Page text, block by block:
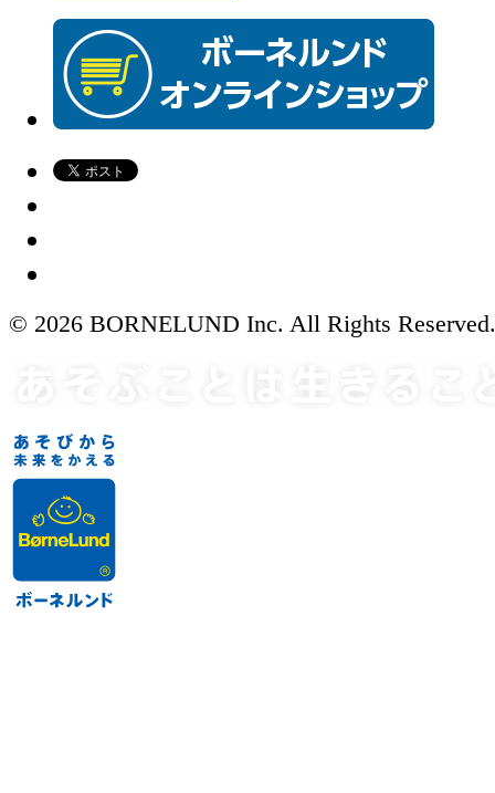
© 2026 BORNELUND Inc. All Rights Reserved.